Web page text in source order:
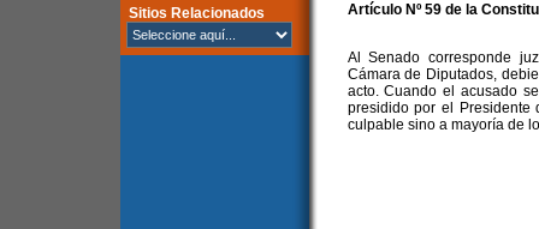
Sitios Relacionados Artículo Nº 59 de la
Al Senado corresponde
Cámara de Diputados,
acto. Cuando el acusado
presidido por el Presidente
culpable sino a mayoría de